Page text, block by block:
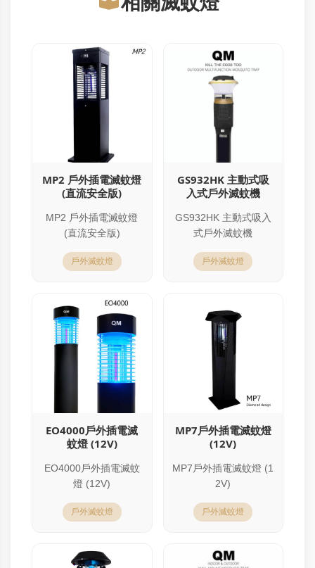
MP2 戶外插電滅蚊燈
(直流安全版)
MP2 戶外插電滅蚊燈
(直流安全版)
戶外滅蚊燈
GS932HK 主動式吸
入式戶外滅蚊機
GS932HK 主動式吸入
式戶外滅蚊機
戶外滅蚊燈
EO4000戶外插電滅
蚊燈 (12V)
EO4000戶外插電滅蚊
燈 (12V)
戶外滅蚊燈
MP7戶外插電滅蚊燈
(12V)
MP7戶外插電滅蚊燈 (1
2V)
戶外滅蚊燈